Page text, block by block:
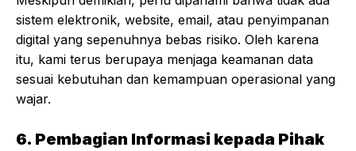
sistem elektronik, website, email, atau penyimpanan
digital yang sepenuhnya bebas risiko. Oleh karena
itu, kami terus berupaya menjaga keamanan data
sesuai kebutuhan dan kemampuan operasional yang
wajar.
6. Pembagian Informasi kepada Pihak